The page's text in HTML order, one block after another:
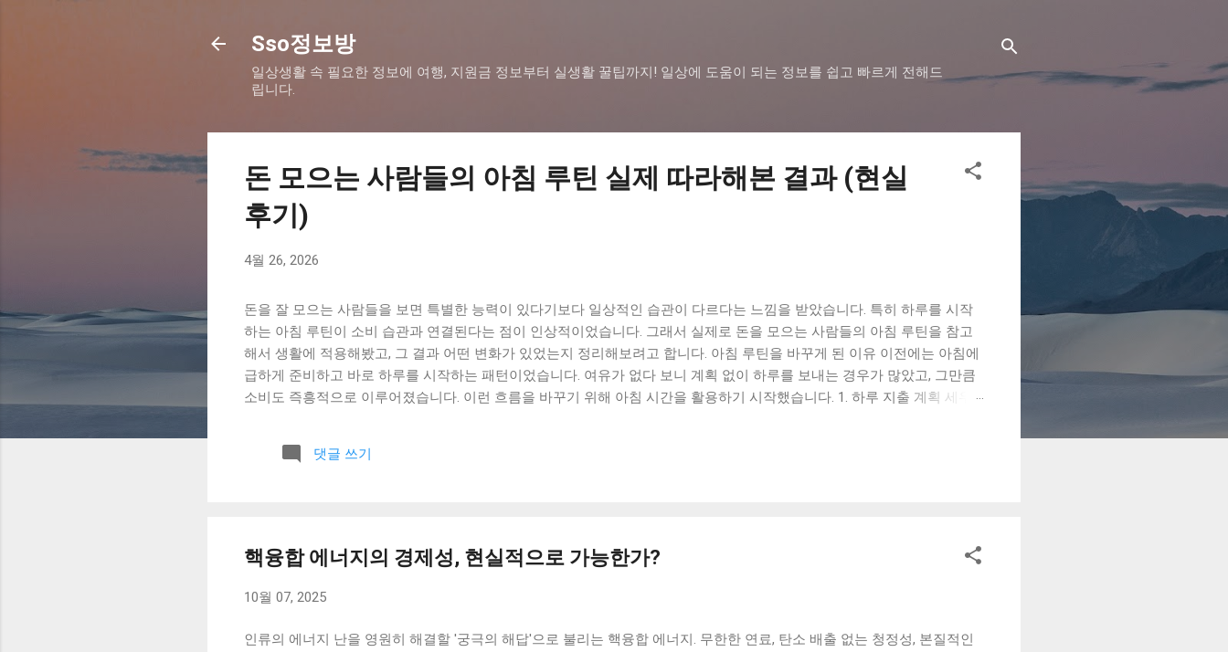
Sso정보방
일상생활 속 필요한 정보에 여행, 지원금 정보부터 실생활 꿀팁까지! 일상에 도움이 되는 정보를 쉽고 빠르게 전해드
립니다.
돈 모으는 사람들의 아침 루틴 실제 따라해본 결과 (현실
후기)
4월 26, 2026
돈을 잘 모으는 사람들을 보면 특별한 능력이 있다기보다 일상적인 습관이 다르다는 느낌을 받았습니다. 특히 하루를 시작
하는 아침 루틴이 소비 습관과 연결된다는 점이 인상적이었습니다. 그래서 실제로 돈을 모으는 사람들의 아침 루틴을 참고
해서 생활에 적용해봤고, 그 결과 어떤 변화가 있었는지 정리해보려고 합니다. 아침 루틴을 바꾸게 된 이유 이전에는 아침에
급하게 준비하고 바로 하루를 시작하는 패턴이었습니다. 여유가 없다 보니 계획 없이 하루를 보내는 경우가 많았고, 그만큼
소비도 즉흥적으로 이루어졌습니다. 이런 흐름을 바꾸기 위해 아침 시간을 활용하기 시작했습니다. 1. 하루 지출 계획 세우
미리 생각해보는 것이 중요했습니다. 이 과정을 통해 불필요한 소비를 사전에 줄일 수 있었습니다. 2. 계좌 잔액 확인하기 하
루를 시작하면서 현재 계좌 잔액을 확인하는 습관을 만들었습니다. 단순한 행동이지만 소비에 대한 인식을 높이는 데 도움
비인가”를 한 번 더 생각하는 시간을 가졌습니다. 이 질문 하나만으로도 계획 없는 지출을 줄이는 데 효과가 있었습니다. 5.
짧은 정리 시간 만들기 아침에 5분 정도 시간을 내서 집을 간단하게 정리했습니다. 생활 환경이 정리되면서 불필요한 소비도
줄어드는 느낌이 있었습니다. 작은 습관이지만 전체적인 생활 패턴에 영향을 주었습니다. 실제 변화 아침 루틴을 적용한 이
댓글 쓰기
핵융합 에너지의 경제성, 현실적으로 가능한가?
10월 07, 2025
인류의 에너지 난을 영원히 해결할 '궁극의 해답'으로 불리는 핵융합 에너지. 무한한 연료, 탄소 배출 없는 청정성, 본질적인